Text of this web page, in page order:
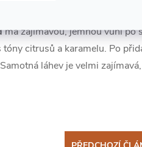
má zajímavou, jemnou vůni po
citrusů a karamelu. Po
láhev je velmi